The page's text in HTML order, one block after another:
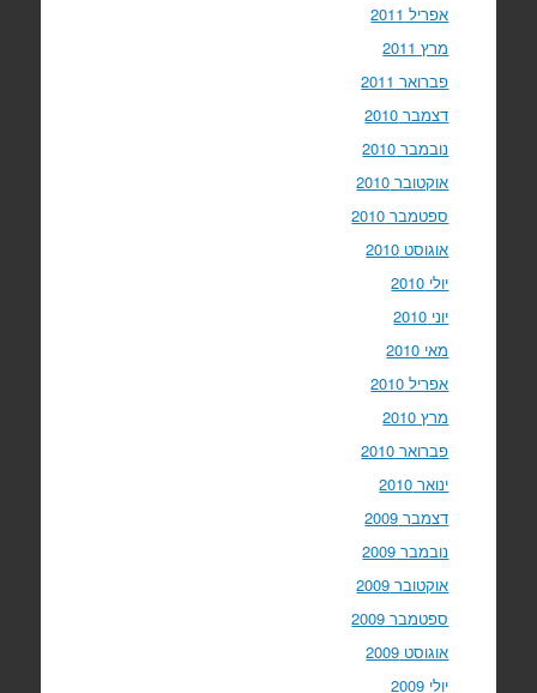
אפריל 2011
מרץ 2011
פברואר 2011
דצמבר 2010
נובמבר 2010
אוקטובר 2010
ספטמבר 2010
אוגוסט 2010
יולי 2010
יוני 2010
מאי 2010
אפריל 2010
מרץ 2010
פברואר 2010
ינואר 2010
דצמבר 2009
נובמבר 2009
אוקטובר 2009
ספטמבר 2009
אוגוסט 2009
יולי 2009